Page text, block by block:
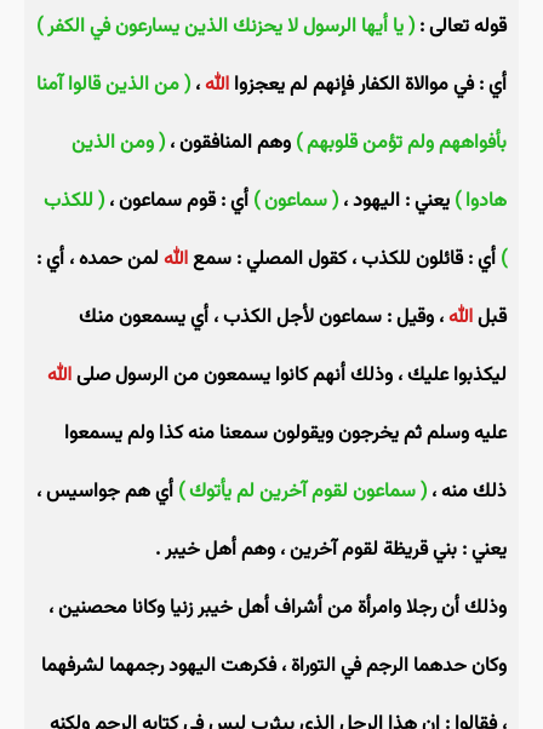
قوله تعالى : ( يا أيها الرسول لا يحزنك الذين يسارعون في الكفر )
أي : في موالاة الكفار فإنهم لم يعجزوا الله، ( من الذين قالوا آمنا
بأفواههم ولم تؤمن قلوبهم ) وهم المنافقون ، ( ومن الذين
هادوا ) يعني : اليهود ، ( سماعون ) أي : قوم سماعون ، ( للكذب
) أي : قائلون للكذب ، كقول المصلي : سمعالله لمن حمده ، أي :
قبلالله، وقيل : سماعون لأجل الكذب ، أي يسمعون منك
ليكذبوا عليك ، وذلك أنهم كانوا يسمعون من الرسول صلىالله
عليه وسلم ثم يخرجون ويقولون سمعنا منه كذا ولم يسمعوا
ذلك منه ، ( سماعون لقوم آخرين لم يأتوك ) أي هم جواسيس ،
يعني : بني قريظة لقوم آخرين ، وهم أهل خيبر .
وذلك أن رجلا وامرأة من أشراف أهل خيبر زنيا وكانا محصنين ،
وكان حدهما الرجم في التوراة ، فكرهت اليهود رجمهما لشرفهما